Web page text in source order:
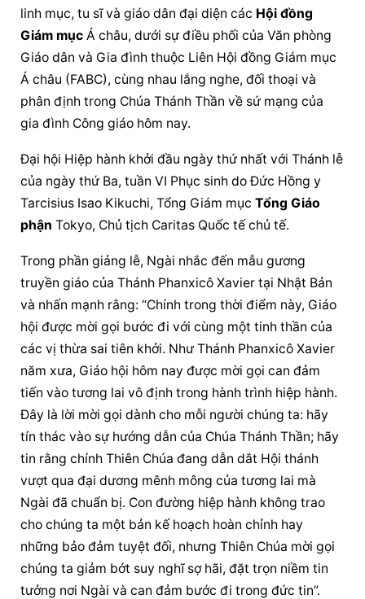
linh mục, tu sĩ và giáo dân đại diện các Hội đồng
Giám mục Á châu, dưới sự điều phối của Văn phòng
Giáo dân và Gia đình thuộc Liên Hội đồng Giám mục
Á châu (FABC), cùng nhau lắng nghe, đối thoại và
phân định trong Chúa Thánh Thần về sứ mạng của
gia đình Công giáo hôm nay.
Đại hội Hiệp hành khởi đầu ngày thứ nhất với Thánh lễ
của ngày thứ Ba, tuần VI Phục sinh do Đức Hồng y
Tarcisius Isao Kikuchi, Tổng Giám mục Tổng Giáo
phận Tokyo, Chủ tịch Caritas Quốc tế chủ tế.
Trong phần giảng lễ, Ngài nhắc đến mẫu gương
truyền giáo của Thánh Phanxicô Xavier tại Nhật Bản
và nhấn mạnh rằng: “Chính trong thời điểm này, Giáo
hội được mời gọi bước đi với cùng một tinh thần của
các vị thừa sai tiên khởi. Như Thánh Phanxicô Xavier
năm xưa, Giáo hội hôm nay được mời gọi can đảm
tiến vào tương lai vô định trong hành trình hiệp hành.
Đây là lời mời gọi dành cho mỗi người chúng ta: hãy
tín thác vào sự hướng dẫn của Chúa Thánh Thần; hãy
tin rằng chính Thiên Chúa đang dẫn dắt Hội thánh
vượt qua đại dương mênh mông của tương lai mà
Ngài đã chuẩn bị. Con đường hiệp hành không trao
cho chúng ta một bản kế hoạch hoàn chỉnh hay
những bảo đảm tuyệt đối, nhưng Thiên Chúa mời gọi
chúng ta giảm bớt suy nghĩ sợ hãi, đặt trọn niềm tin
tưởng nơi Ngài và can đảm bước đi trong đức tin”.